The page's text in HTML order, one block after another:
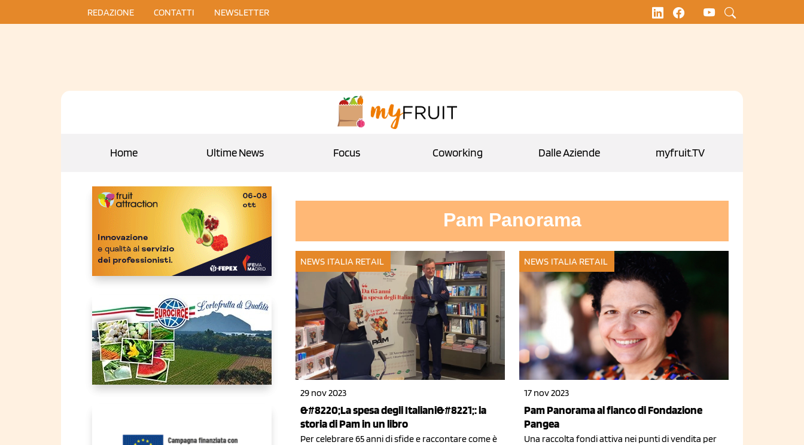
REDAZIONE CONTATTI NEWSLETTER
Home Ultime News Focus Coworking Dalle Aziende myfruit.TV
Pam Panorama
NEWS ITALIA RETAIL
29 nov 2023
&#8220;La spesa degli Italiani&#8221;: la
storia di Pam in un libro
Per celebrare 65 anni di sfide e raccontare come è
NEWS ITALIA RETAIL
17 nov 2023
Pam Panorama al fianco di Fondazione
Pangea
Una raccolta fondi attiva nei punti di vendita per